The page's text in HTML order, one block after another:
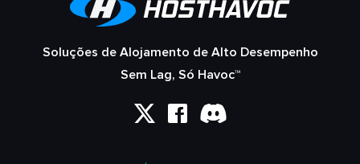
Soluções de Alojamento de Alto Desempenho
Sem Lag, Só Havoc™